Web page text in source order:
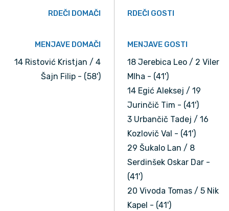
RDEČI DOMAČI RDEČI GOSTI
MENJAVE DOMAČI
14 Ristović Kristjan / 4
Šajn Filip - (58')
MENJAVE GOSTI
18 Jerebica Leo / 2 Viler
MIha - (41')
14 Egić Aleksej / 19
Jurinčič Tim - (41')
3 Urbančič Tadej / 16
Kozlovič Val - (41')
29 Šukalo Lan / 8
Serdinšek Oskar Dar -
(41')
20 Vivoda Tomas / 5 Nik
Kapel - (41')